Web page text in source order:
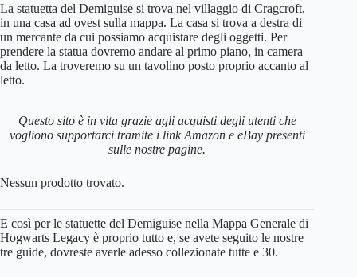
La statuetta del Demiguise si trova nel villaggio di Cragcroft,
in una casa ad ovest sulla mappa. La casa si trova a destra di
un mercante da cui possiamo acquistare degli oggetti. Per
prendere la statua dovremo andare al primo piano, in camera
da letto. La troveremo su un tavolino posto proprio accanto al
letto.
Questo sito è in vita grazie agli acquisti degli utenti che
vogliono supportarci tramite i link Amazon e eBay presenti
sulle nostre pagine.
Nessun prodotto trovato.
E così per le statuette del Demiguise nella Mappa Generale di
Hogwarts Legacy è proprio tutto e, se avete seguito le nostre
tre guide, dovreste averle adesso collezionate tutte e 30.